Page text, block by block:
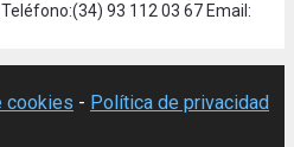
93 112 03 67 Email:
cookies - Política de privacidad